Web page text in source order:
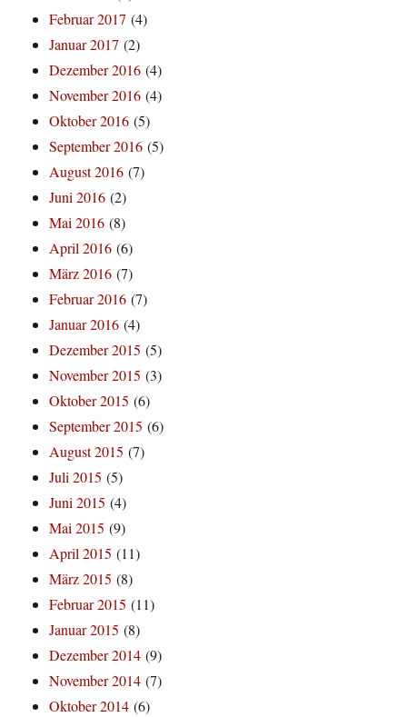
Februar 2017 (4)
Januar 2017 (2)
Dezember 2016 (4)
November 2016 (4)
Oktober 2016 (5)
September 2016 (5)
August 2016 (7)
Juni 2016 (2)
Mai 2016 (8)
April 2016 (6)
März 2016 (7)
Februar 2016 (7)
Januar 2016 (4)
Dezember 2015 (5)
November 2015 (3)
Oktober 2015 (6)
September 2015 (6)
August 2015 (7)
Juli 2015 (5)
Juni 2015 (4)
Mai 2015 (9)
April 2015 (11)
März 2015 (8)
Februar 2015 (11)
Januar 2015 (8)
Dezember 2014 (9)
November 2014 (7)
Oktober 2014 (6)